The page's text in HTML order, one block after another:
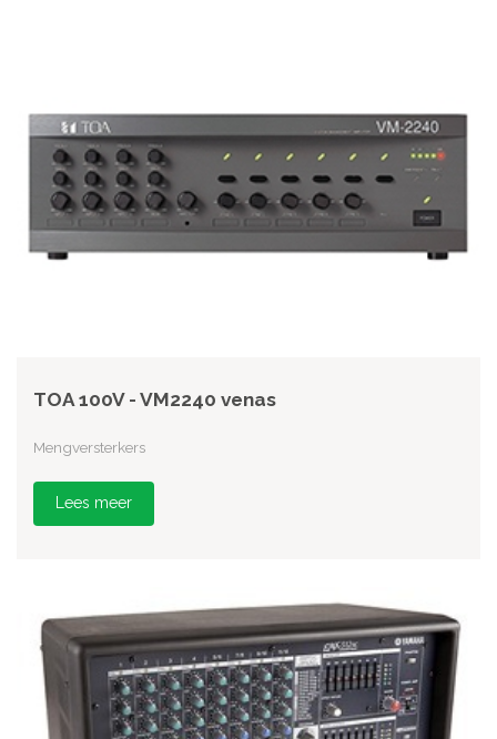
TOA 100V - VM2240 venas
Mengversterkers
Lees meer